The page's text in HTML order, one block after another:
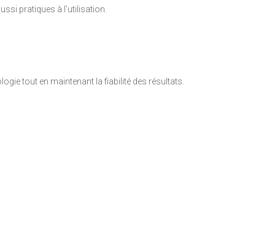
pratiques à l’utilisation.
tout en maintenant la fiabilité des résultats.